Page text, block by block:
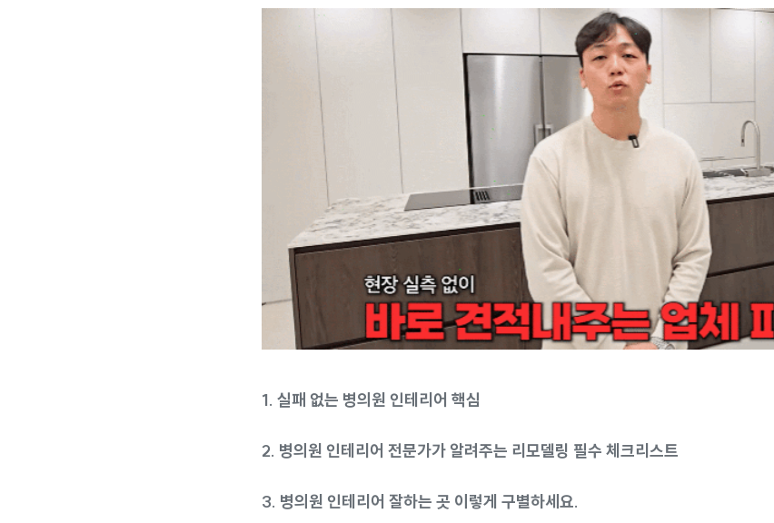
1. 실패 없는 병의원 인테리어 핵심
2. 병의원 인테리어 전문가가 알려주는 리모델링 필수 체크리스트
3. 병의원 인테리어 잘하는 곳 이렇게 구별하세요.